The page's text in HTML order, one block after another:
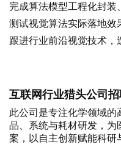
完成算法模型工程化封装
测试视觉算法实际落地效
跟进行业前沿视觉技术
互联网行业猎头公司
此公司是专注化学领域
品、系统与耗材研发，为
案，以自主创新赋能科研